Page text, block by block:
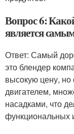
Вопрос 6:
является
Ответ: Самый
это блендер
высокую цену,
двигателем,
насадками, что
функциональных